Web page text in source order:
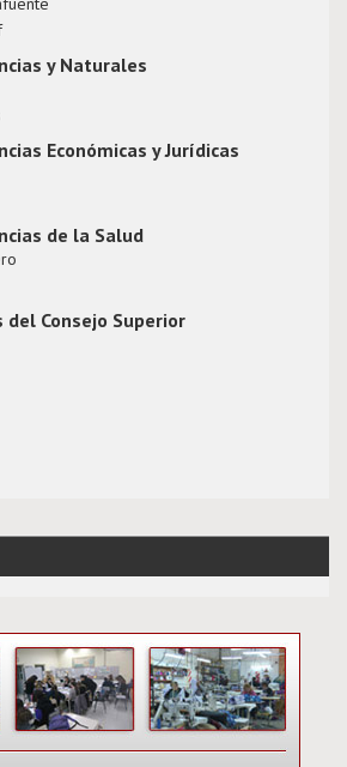
y Naturales
Económicas y Jurídicas
de la Salud
Consejo Superior